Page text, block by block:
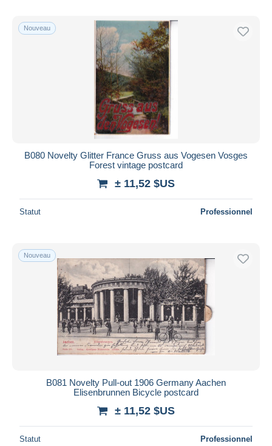
Nouveau
B080 Novelty Glitter France Gruss aus Vogesen Vosges
Forest vintage postcard
± 11,52 $US
Statut Professionnel
Nouveau
B081 Novelty Pull-out 1906 Germany Aachen
Elisenbrunnen Bicycle postcard
± 11,52 $US
Statut Professionnel